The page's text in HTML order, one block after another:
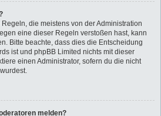
die meistens von der Administration
eine dieser Regeln verstoßen hast, kann
Bitte beachte, dass dies die Entscheidung
ist und phpBB Limited nichts mit dieser
einen Administrator, sofern du die nicht
melden?